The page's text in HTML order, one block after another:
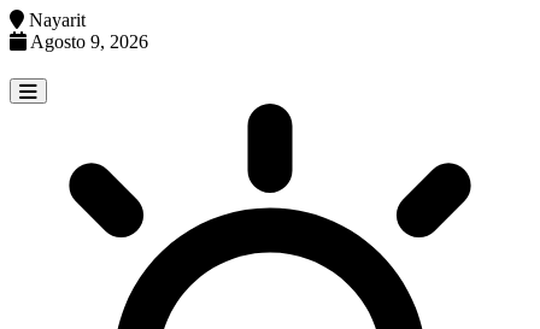
Nayarit
Agosto 9, 2026
to
content